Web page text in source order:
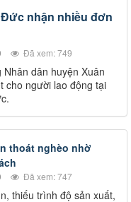
nhận nhiều đơn
Đã xem: 749
dân huyện Xuân
cho người lao động tại
thoát nghèo nhờ
Đã xem: 747
thiếu trình độ sản xuất,